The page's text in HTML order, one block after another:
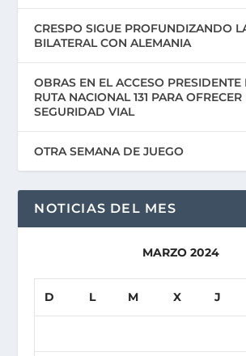
CRESPO SIGUE PROFUNDIZANDO
BILATERAL CON ALEMANIA
OBRAS EN EL ACCESO PRESIDENTE
RUTA NACIONAL 131 PARA
SEGURIDAD VIAL
OTRA SEMANA DE JUEGO
NOTICIAS DEL MES
MARZO 2024
D L M X J